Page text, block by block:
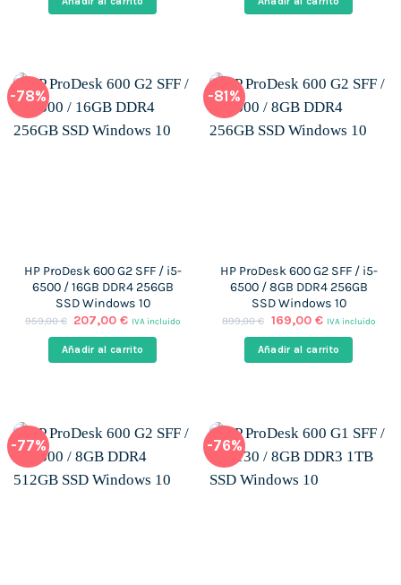
1.059,00 €.
1.009,00 €.
-78%
HP ProDesk 600 G2 SFF / i5-
6500 / 16GB DDR4 256GB
SSD Windows 10
959,00€ El
original
era:
207,00€El
actual
es:
IVA incluido
Añadir al carrito
-81%
HP ProDesk 600 G2 SFF / i5-
6500 / 8GB DDR4 256GB
SSD Windows 10
899,00€ El
original
era:
169,00 €El
actual
es:
IVA incluido
Añadir al carrito
-77% -76%